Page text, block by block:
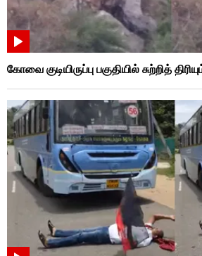
கோவை குடியிருப்பு பகுதியில் சுற்றித்